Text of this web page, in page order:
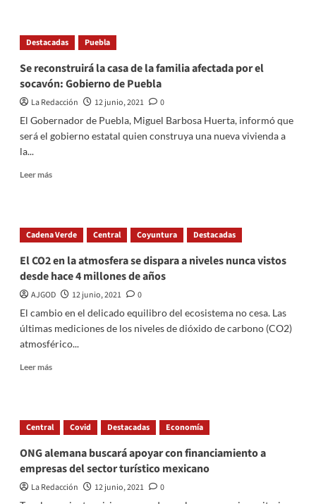
Unidos
invertirá
para
competir
con
tecnología
china
Destacadas Puebla
Se reconstruirá la casa de la familia afectada por el
socavón: Gobierno de Puebla
La Redacción 12 junio, 2021
0
El Gobernador de Puebla, Miguel Barbosa Huerta, informó que
será el gobierno estatal quien construya una nueva vivienda a
la...
Leer másRead
reconstruirá
la
de
la
familia
por
el
socavón:
de
Cadena Verde Central Coyuntura Destacadas
El CO2 en la atmosfera se dispara a niveles nunca vistos
desde hace 4 millones de años
AJGOD 12 junio, 2021
0
El cambio en el delicado equilibro del ecosistema no cesa. Las
últimas mediciones de los niveles de dióxido de carbono (CO2)
atmosférico...
Leer másRead
CO2
en
atmosfera
se
dispara
Central Covid Destacadas Economía
ONG alemana buscará apoyar con financiamiento a
empresas del sector turístico mexicano
La Redacción 12 junio, 2021
0